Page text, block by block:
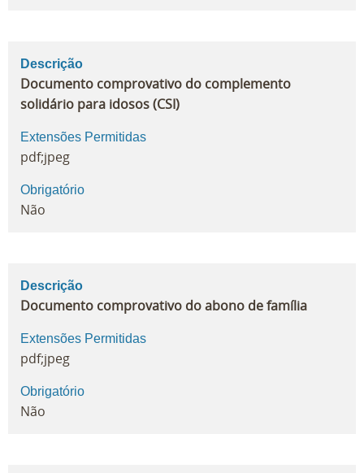
Descrição
Documento comprovativo do complemento
solidário para idosos (CSI)
Extensões Permitidas
pdf;jpeg
Obrigatório
Não
Descrição
Documento comprovativo do abono de família
Extensões Permitidas
pdf;jpeg
Obrigatório
Não